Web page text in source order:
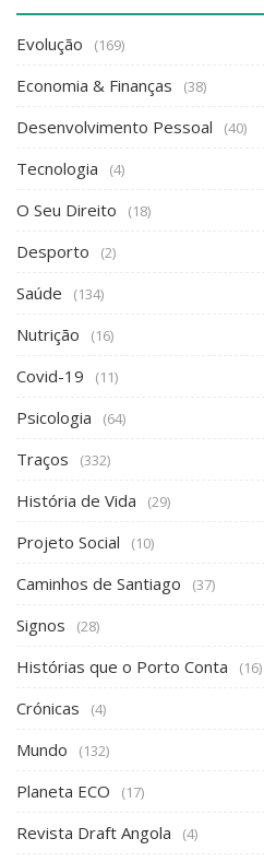
Evolução (169)
Economia & Finanças (38)
Desenvolvimento Pessoal (40)
Tecnologia (4)
O Seu Direito (18)
Desporto (2)
Saúde (134)
Nutrição (16)
Covid-19 (11)
Psicologia (64)
Traços (332)
História de Vida (29)
Projeto Social (10)
Caminhos de Santiago (37)
Signos (28)
Histórias que o Porto Conta (16)
Crónicas (4)
Mundo (132)
Planeta ECO (17)
Revista Draft Angola (4)